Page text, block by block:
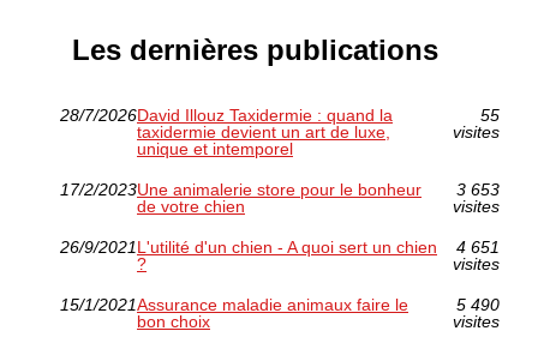
Les dernières publications
28/7/2026David Illouz Taxidermie : quand la
taxidermie devient un art de luxe,
unique et intemporel
55
visites
17/2/2023Une animalerie store pour le bonheur
de votre chien
3 653
visites
26/9/2021L'utilité d'un chien - A quoi sert un chien
?
4 651
visites
15/1/2021Assurance maladie animaux faire le
bon choix
5 490
visites